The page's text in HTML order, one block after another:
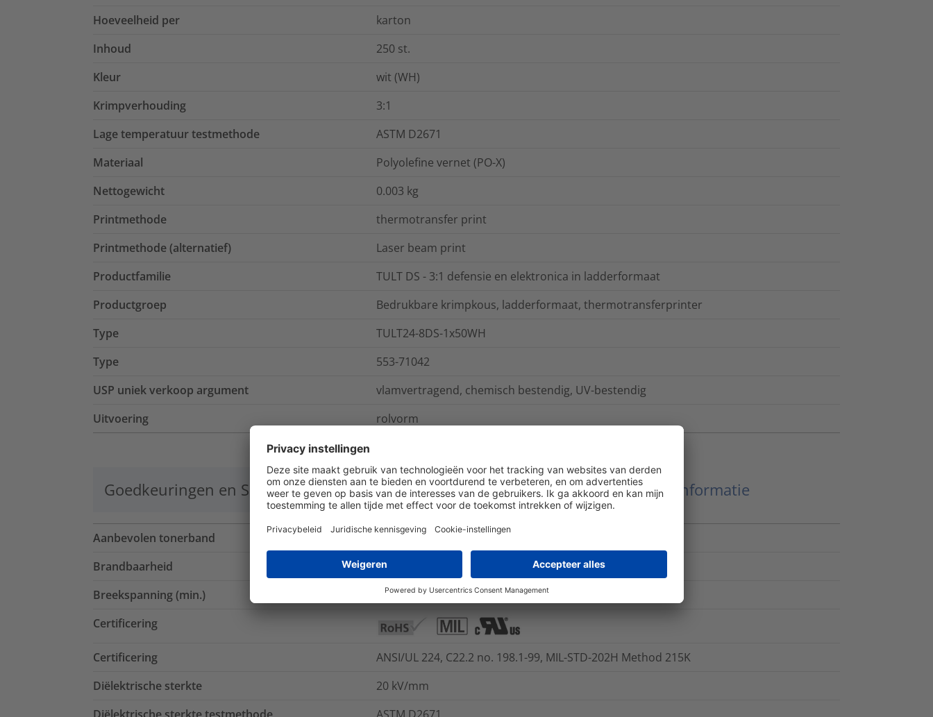
Hoeveelheid per
karton
Inhoud
250 st.
Kleur
wit (WH)
Krimpverhouding
3:1
Lage temperatuur testmethode
ASTM D2671
Materiaal
Polyolefine vernet (PO-X)
Nettogewicht
0.003 kg
Printmethode
thermotransfer print
Printmethode (alternatief)
Laser beam print
Productfamilie
TULT DS - 3:1 defensie en elektronica in ladderformaat
Productgroep
Bedrukbare krimpkous, ladderformaat, thermotransferprinter
Type
TULT24-8DS-1x50WH
Type
553-71042
USP uniek verkoop argument
vlamvertragend, chemisch bestendig, UV-bestendig
Uitvoering
rolvorm
Goedkeuringen en Specificaties Logistieke- en verpakkingsinformatie Meer informatie
Aanbevolen tonerband
TTDTHOUT
Brandbaarheid
UL224 VW1
Breekspanning (min.)
300%
Certificering
Certificering
ANSI/UL 224, C22.2 no. 198.1-99, MIL-STD-202H Method 215K
Diëlektrische sterkte
20 kV/mm
Diëlektrische sterkte testmethode
ASTM D2671